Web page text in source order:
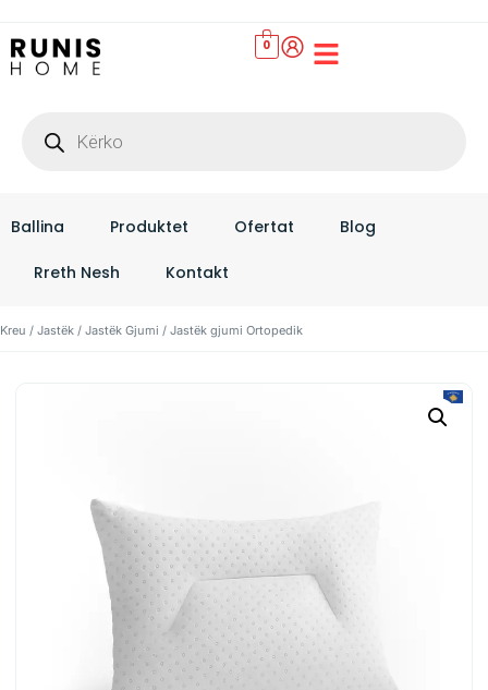
0
Ballina Produktet Ofertat Blog
Rreth Nesh Kontakt
Kreu / Jastëk / Jastëk Gjumi / Jastëk gjumi Ortopedik